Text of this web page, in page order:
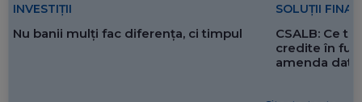
INVESTIȚII
Nu banii mulți fac diferența, ci timpul
SOLUȚII
CSALB: Ce
credite în
amenda